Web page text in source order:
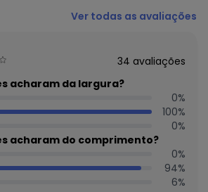
abaixo é o menor oferecido em
o menor tamanho disponível.
N/D*
R$ 15,99
R$ 15,99
R$ 15,95
N/D*
R$ 11,99
Ver todas as avaliações
34 avaliações
acharam da largura?
0%
100%
0%
acharam do comprimento?
0%
94%
6%